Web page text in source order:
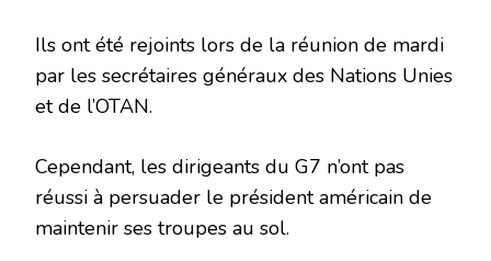
Ils ont été rejoints lors de la réunion de mardi
par les secrétaires généraux des Nations Unies
et de l’OTAN.
Cependant, les dirigeants du G7 n’ont pas
réussi à persuader le président américain de
maintenir ses troupes au sol.